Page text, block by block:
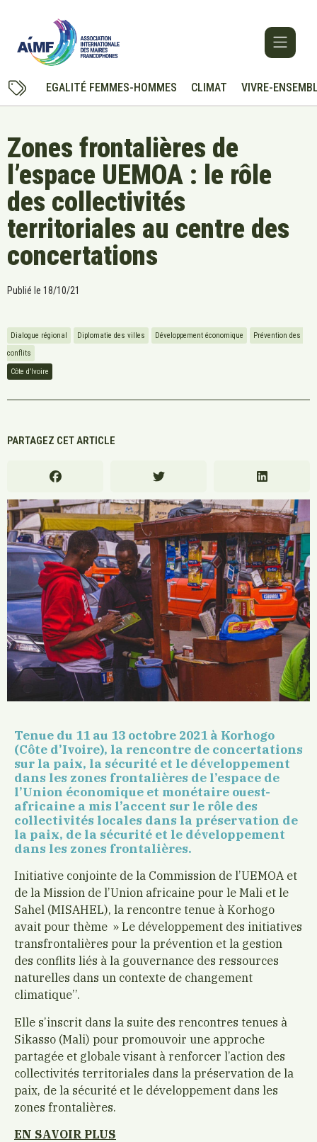
EGALITÉ FEMMES-HOMMES CLIMAT VIVRE-
Zones frontalières de
l’espace UEMOA : le rôle
des collectivités
territoriales au centre des
concertations
Publié le 18/10/21
Dialogue régional Diplomatie des villes Développement économique
Prévention des
conflits
Côte d’Ivoire
PARTAGEZ CET ARTICLE
Tenue du 11 au 13 octobre 2021 à Korhogo
(Côte d’Ivoire), la rencontre de concertations
sur la paix, la sécurité et le développement
dans les zones frontalières de l’espace de
l’Union économique et monétaire ouest-
africaine a mis l’accent sur le rôle des
collectivités locales dans la préservation de
la paix, de la sécurité et le développement
dans les zones frontalières.
Initiative conjointe de la Commission de l’UEMOA et
de la Mission de l’Union africaine pour le Mali et le
Sahel (MISAHEL), la rencontre tenue à Korhogo
avait pour thème » Le développement des initiatives
transfrontalières pour la prévention et la gestion
des conflits liés à la gouvernance des ressources
naturelles dans un contexte de changement
climatique’’.
Elle s’inscrit dans la suite des rencontres tenues à
Sikasso (Mali) pour promouvoir une approche
partagée et globale visant à renforcer l’action des
collectivités territoriales dans la préservation de la
paix, de la sécurité et le développement dans les
zones frontalières.
EN SAVOIR PLUS